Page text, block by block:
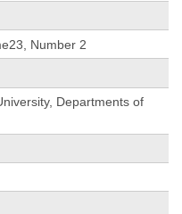
Number 2
Departments of